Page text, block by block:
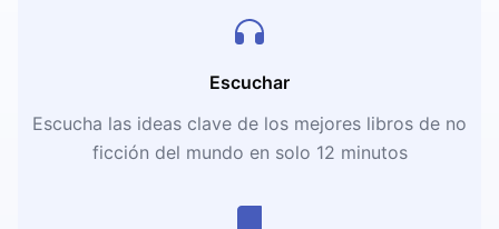
Escuchar
Escucha las ideas clave de los mejores libros de no
ficción del mundo en solo 12 minutos